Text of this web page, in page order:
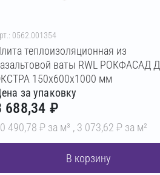
0562.001354
теплоизоляционная из
ваты RWL РОКФАСАД Д
150х600х1000 мм
за упаковку
688,34 ₽
490,78 ₽ за м³ , 3 073,62 ₽ за м²
В корзину